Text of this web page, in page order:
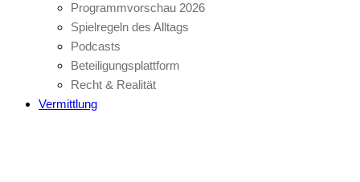
Programmvorschau 2026
Spielregeln des Alltags
Podcasts
Beteiligungsplattform
Recht & Realität
Vermittlung